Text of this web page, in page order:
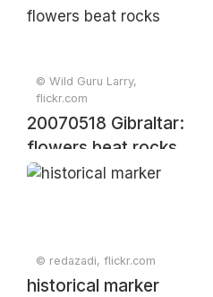
© Wild Guru Larry,
flickr.com
20070518 Gibraltar:
flowers beat rocks
© redazadi, flickr.com
historical marker